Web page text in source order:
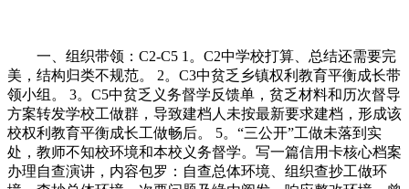
一、组织带领：C2-C5 1。C2中学校打算、总结还需要完
美，结构归类不规范。 2。C3中贫乏乡镇权利教育平衡成长带
领小组。 3。C5中贫乏义务督学反馈单，贫乏材料和历次督导
方案转发学校工做群，导致建档人未按最新要求建档，形成该
校权利教育平衡成长工做畅后。 5。“三公开”工做未落到实
处，教师不知校环境和本校义务督学。写一篇信用卡核心档案
办理自查演讲，内容包罗：自查总体环境、组织查抄工做环